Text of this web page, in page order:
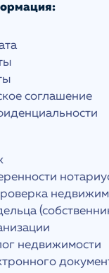
соглашение
недвижимости